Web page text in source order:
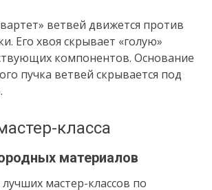
ветвей движется против
Его хвоя скрывает «голую»
компонентов. Основание
пучка ветвей скрывается под
класса
материалов
мастер-классов по